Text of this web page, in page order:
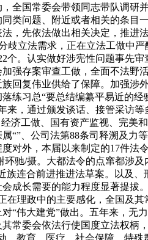
全国常委会带领同志带队调研
类问题、附近或者相关的条目
，先依法做出相关决定，推进
歧立法需求，正在立法工做中
。认实做好涉宪性问题事先
强存案审查工做，全面不法野
回复伟业供给了保障。加强涉
练习总“要总结编纂平易近的
，通过颁发谈话、接管采访
工做、国有资产监视、完美
“”、公司法第88条司释溯及力
对外，本届以来制定的17件法
驰/摄。大都法令的点窜都涉
连合前进推进法草案。以及、
成长需要的能力程度显著提拔
理政中的主要感化，全国及
“伟大建党”做出。五年来，无
常委会依法行使国度立法权柄
教育、医疗、社会保障、特